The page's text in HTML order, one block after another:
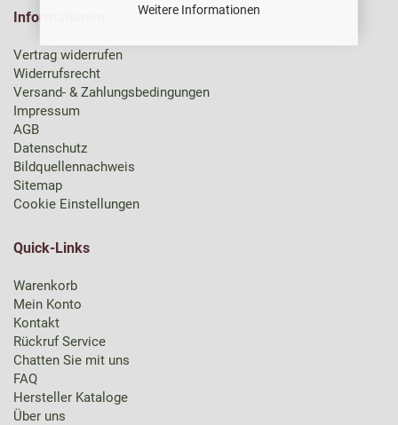
Weitere Informationen
Informationen
Vertrag widerrufen
Widerrufsrecht
Versand- & Zahlungsbedingungen
Impressum
AGB
Datenschutz
Bildquellennachweis
Sitemap
Cookie Einstellungen
Quick-Links
Warenkorb
Mein Konto
Kontakt
Rückruf Service
Chatten Sie mit uns
FAQ
Hersteller Kataloge
Über uns